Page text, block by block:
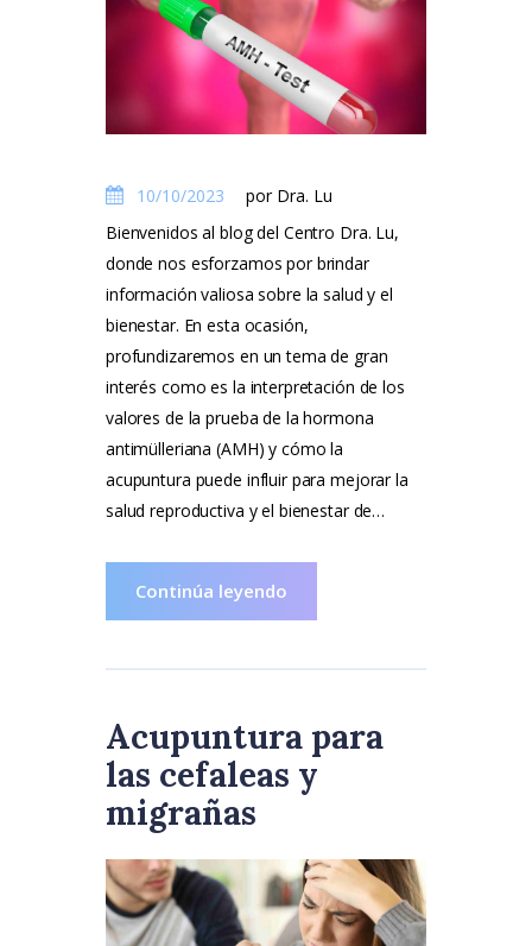
10/10/2023
por Dra. Lu
Bienvenidos al blog del Centro Dra. Lu,
donde nos esforzamos por brindar
información valiosa sobre la salud y el
bienestar. En esta ocasión,
profundizaremos en un tema de gran
interés como es la interpretación de los
valores de la prueba de la hormona
antimülleriana (AMH) y cómo la
acupuntura puede influir para mejorar la
salud reproductiva y el bienestar de…
Continúa leyendo
Acupuntura para
las cefaleas y
migrañas